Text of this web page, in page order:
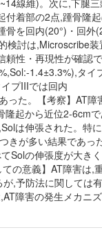
着部の2点,踵骨隆
を回内(20°)・回外
検討は,Microscribe
性・再現性が確認
1.4±3.3%),タイ
プIIIでは回内
た。【考察】AT障
起から近位2-6cm
は伸張された。特
きが多い結果であっ
Solの伸張度が大き
の意義】AT障害は,
,予防法に関しては
障害の発生メカニ